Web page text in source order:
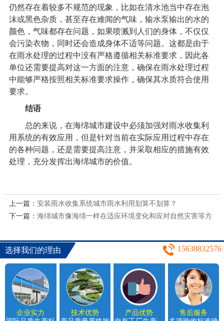
仍然存在着较多不规范的现象，比如在清水池当中存在泡
沫或黑色杂质，甚至存在难闻的气味，输水泵输出的水的
颜色，气味都存在问题，如果喷溅到人们的身体，不仅仅
会污染衣物，同时还会造成身体不适等问题。这都是由于
在雨水处理的过程中没有严格遵循相关标准要求，因此各
单位还需要提高对这一方面的注意，确保在雨水处理过程
中能够严格按照相关标准要求操作，确保其水质符合使用
要求。
结语
总的来说，在海绵城市建设中必须加强对雨水收集利
用系统的有效应用，但是针对当前在实际应用过程中存在
的各种问题，还是需要提高注意，并采取相应的措施有效
处理，充分发挥出海绵城市的价值。
上一篇： 安装雨水收集系统城市雨水利用划算不划算？
下一篇： 海绵城市像海绵一样在适应环境变化和应对自然灾害等方
选择我们的理由 15638832576
企业实力
技术优势
产品优势
售后服务